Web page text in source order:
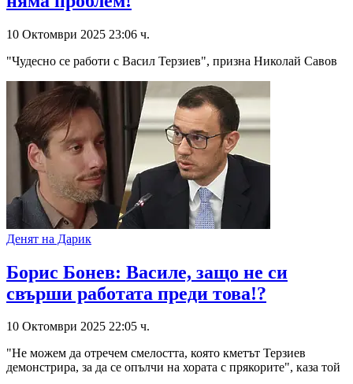
10 Октомври 2025 23:06 ч.
"Чудесно се работи с Васил Терзиев", призна Николай Савов
Денят на Дарик
Борис Бонев: Василе, защо не си
свърши работата преди това!?
10 Октомври 2025 22:05 ч.
"Не можем да отречем смелостта, която кметът Терзиев
демонстрира, за да се опълчи на хората с прякорите", каза той